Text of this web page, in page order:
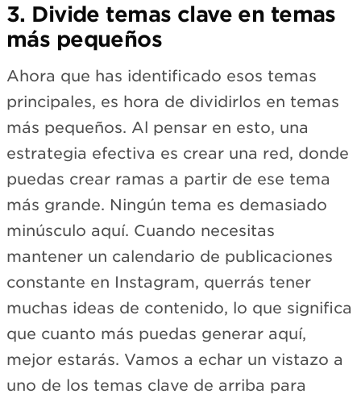
3. Divide temas clave en temas
más pequeños
Ahora que has identificado esos temas
principales, es hora de dividirlos en temas
más pequeños. Al pensar en esto, una
estrategia efectiva es crear una red, donde
puedas crear ramas a partir de ese tema
más grande. Ningún tema es demasiado
minúsculo aquí. Cuando necesitas
mantener un calendario de publicaciones
constante en Instagram, querrás tener
muchas ideas de contenido, lo que significa
que cuanto más puedas generar aquí,
mejor estarás. Vamos a echar un vistazo a
uno de los temas clave de arriba para